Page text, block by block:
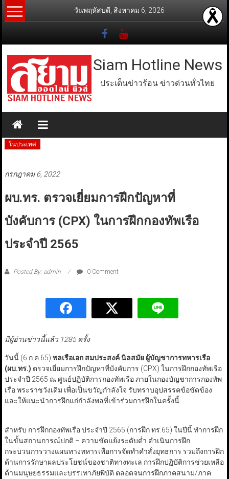
Skip
to
วันพฤหัสบดี, สิงหาคม 6, 2026
Siam Hotline News
ประเด็นข่าวร้อน ข่าวด่วนทั่วไทย
ในประเทศ
กรกฎาคม 6, 2022
ผบ.ทร. ตรวจเยี่ยมการฝึกปัญหาที่
บังคับการ (CPX) ในการฝึกกองทัพเรือ
ประจำปี 2565
Posted By: admin 0 Comment
มีผู้อ่านข่าวนี้แล้ว 1285 ครั้ง
วันนี้ (6 ก.ค.65) พลเรือเอก สมประสงค์ นิลสมัย ผู้บัญชาการทหารเรือ
(ผบ.ทร.) ตรวจเยี่ยมการฝึกปัญหาที่บังคับการ (CPX) ในการฝึกกองทัพเรือ
ประจำปี 2565 ณ ศูนย์ปฏิบัติการกองทัพเรือ ภายในกองบัญชาการกองทัพ
เรือ พระราชวังเดิม เพื่อเป็นขวัญกำลังใจ รับทราบอุปสรรคข้อขัดข้อง
และให้แนะนำการฝึกแก่กำลังพลที่เข้าร่วมการฝึกในครั้งนี้
สำหรับ การฝึกกองทัพเรือ ประจำปี 2565 (การฝึก ทร.65) ในปีนี้ ทำการฝึก
ในขั้นสถานการณ์ปกติ – ความขัดแย้งระดับต่ำ ดำเนินการฝึก
กระบวนการวางแผนทางทหารเพื่อการจัดทำคำสั่งยุทธการ รวมถึงการฝึก
ด้านการรักษาผลประโยชน์ของชาติทางทะเล การฝึกปฏิบัติการช่วยเหลือ
ด้านมนุษยธรรมและบรรเทาภัยพิบัติ ตลอดจนการฝึกภาคสนาม/ภาค